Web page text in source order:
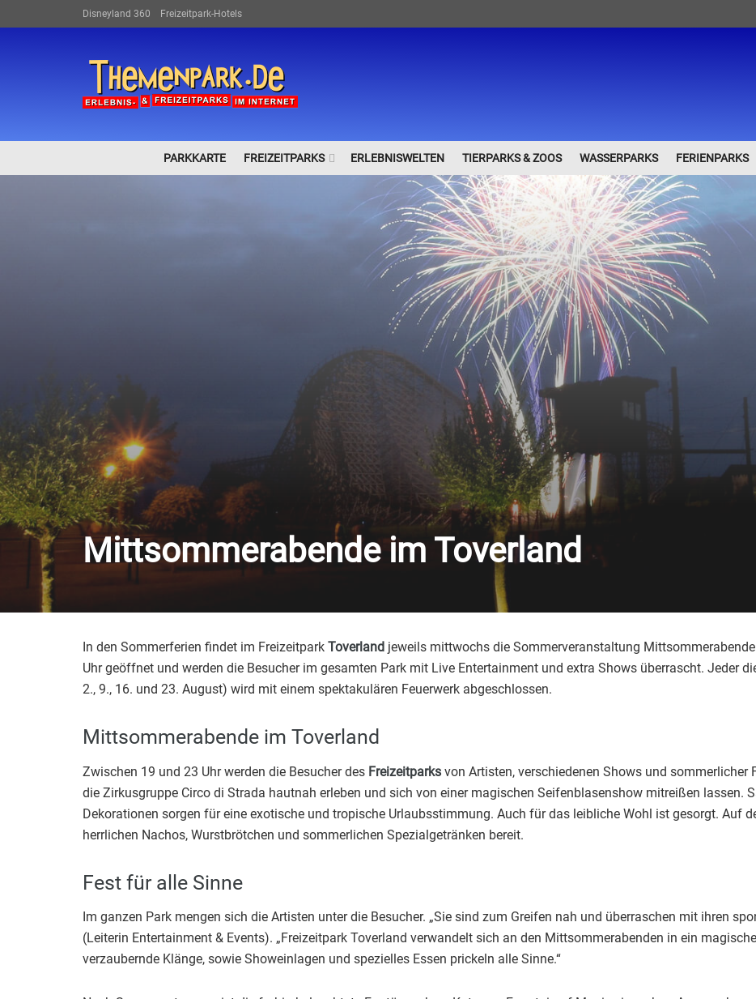
Disneyland 360 Freizeitpark-Hotels
PARKKARTE FREIZEITPARKS ERLEBNISWELTEN TIERPARKS & ZOOS WASSERPARKS FERIENPARKS
Mittsommerabende im Toverland
In den Sommerferien findet im Freizeitpark Toverland jeweils mittwochs die Sommerveranstaltung
Uhr geöffnet und werden die Besucher im gesamten Park mit Live Entertainment und extra Shows überrascht. Jeder
2., 9., 16. und 23. August) wird mit einem spektakulären Feuerwerk abgeschlossen.
Mittsommerabende im Toverland
Zwischen 19 und 23 Uhr werden die Besucher des Freizeitparks von Artisten, verschiedenen Shows und
die Zirkusgruppe Circo di Strada hautnah erleben und sich von einer magischen Seifenblasenshow mitreißen lassen.
Dekorationen sorgen für eine exotische und tropische Urlaubsstimmung. Auch für das leibliche Wohl ist gesorgt. Auf
herrlichen Nachos, Wurstbrötchen und sommerlichen Spezialgetränken bereit.
Fest für alle Sinne
Im ganzen Park mengen sich die Artisten unter die Besucher. „Sie sind zum Greifen nah und überraschen mit ihren
(Leiterin Entertainment & Events). „Freizeitpark Toverland verwandelt sich an den Mittsommerabenden in ein
verzaubernde Klänge, sowie Showeinlagen und spezielles Essen prickeln alle Sinne.“